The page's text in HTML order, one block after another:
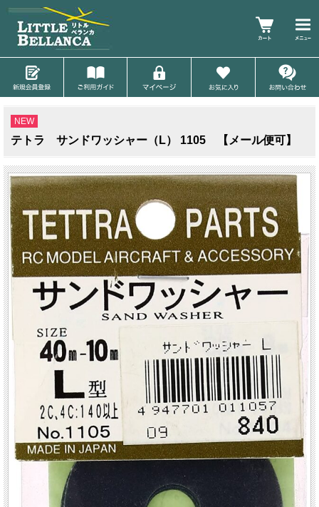
NEW
テトラ サンドワッシャー（L） 1105 【メール便可】